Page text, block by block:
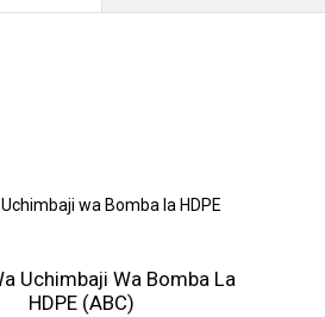
Uchimbaji Wa Bomba La
HDPE (ABC)